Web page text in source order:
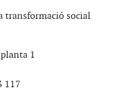
transformació social
1
117